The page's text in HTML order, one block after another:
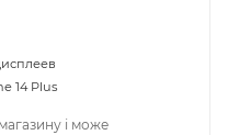
14 Plus
і може